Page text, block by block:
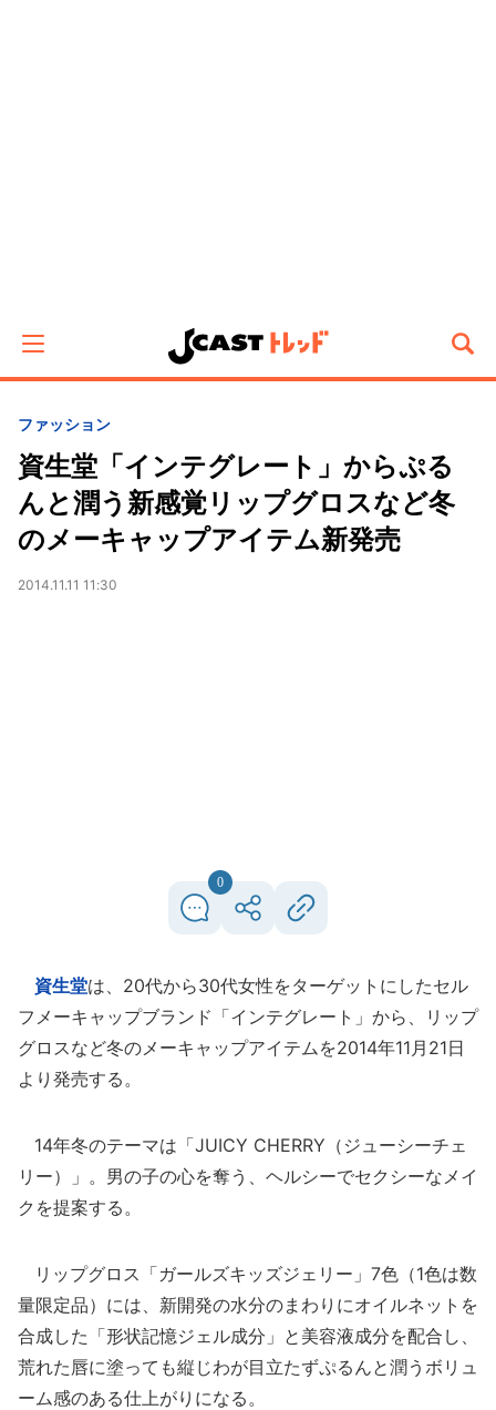
ファッション
資生堂「インテグレート」からぷる
んと潤う新感覚リップグロスなど冬
のメーキャップアイテム新発売
2014.11.11 11:30
0
資生堂は、20代から30代女性をターゲットにしたセル
フメーキャップブランド「インテグレート」から、リップ
グロスなど冬のメーキャップアイテムを2014年11月21日
より発売する。
14年冬のテーマは「JUICY CHERRY（ジューシーチェ
リー）」。男の子の心を奪う、ヘルシーでセクシーなメイ
クを提案する。
リップグロス「ガールズキッズジェリー」7色（1色は数
量限定品）には、新開発の水分のまわりにオイルネットを
合成した「形状記憶ジェル成分」と美容液成分を配合し、
荒れた唇に塗っても縦じわが目立たずぷるんと潤うボリュ
ーム感のある仕上がりになる。